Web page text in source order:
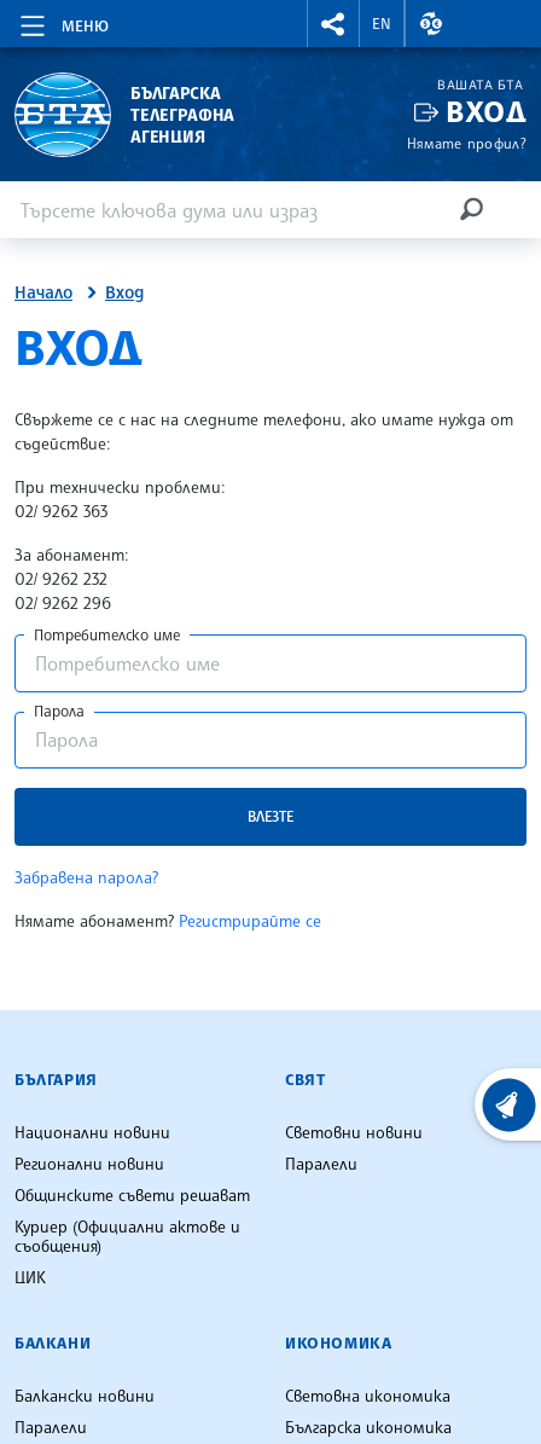
МЕНЮ
RIGHTMENU.SOCIAL
EN
ВАЛУТНИ
БЪЛГАРСКА
ТЕЛЕГРАФНА
АГЕНЦИЯ
ВАШАТА БТА
ВХОД
Нямате профил?
Начало Вход
SITE.BTA
ВХОД
Свържете се с нас на следните телефони, ако имате нужда от
съдействие:
При технически проблеми:
02/ 9262 363
За абонамент:
02/ 9262 232
02/ 9262 296
Потребителско име
Парола
ВЛЕЗТЕ
Забравена парола?
Нямате абонамент? Регистрирайте се
БЪЛГАРСКА ТЕЛЕГРАФНА АГЕНЦИЯ
БЪЛГАРИЯ
Национални новини
Регионални новини
Общинските съвети решават
Куриер (Официални актове и
съобщения)
ЦИК
СВЯТ
Световни новини
Паралели
БАЛКАНИ
Балкански новини
Паралели
ИКОНОМИКА
Световна икономика
Българска икономика